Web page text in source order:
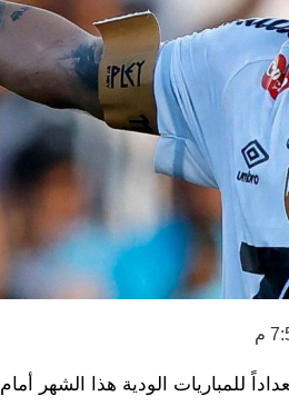
م
للمباريات الودية هذا الشهر